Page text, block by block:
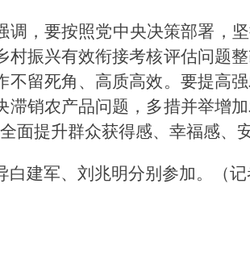
调，要按照党中央决策部署，
村振兴有效衔接考核评估问题
不留死角、高质高效。 要提高
滞销农产品问题，多措并举增加
面提升群众获得感、幸福感、
白建军、刘兆明分别参加。 （